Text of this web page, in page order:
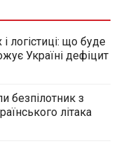
і логістиці: що буде
Україні дефіцит
безпілотник з
літака